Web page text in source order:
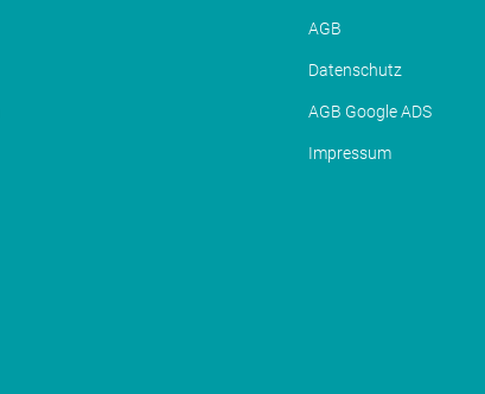
AGB
Datenschutz
AGB Google ADS
Impressum